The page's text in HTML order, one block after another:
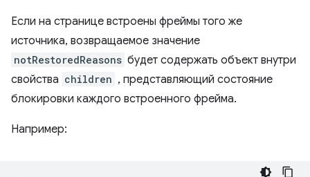
Если на странице встроены фреймы того же
источника, возвращаемое значение
notRestoredReasons будет содержать объект внутри
свойства children , представляющий состояние
блокировки каждого встроенного фрейма.
Например: